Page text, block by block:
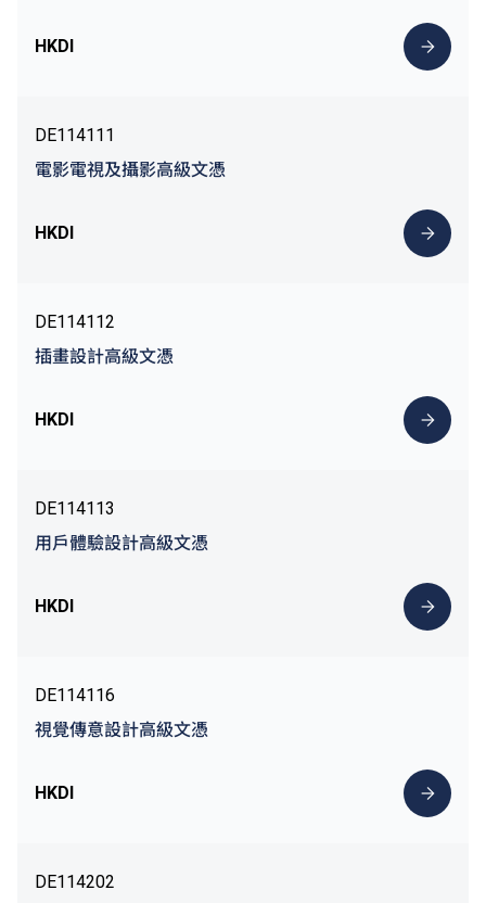
HKDI
DE114111
電影電視及攝影高級文憑
HKDI
DE114112
插畫設計高級文憑
HKDI
DE114113
用戶體驗設計高級文憑
HKDI
DE114116
視覺傳意設計高級文憑
HKDI
DE114202